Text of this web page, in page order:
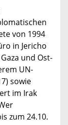
von 1994
in Jericho
und Ost-
UN-
sowie
im Irak
zum 24.10.